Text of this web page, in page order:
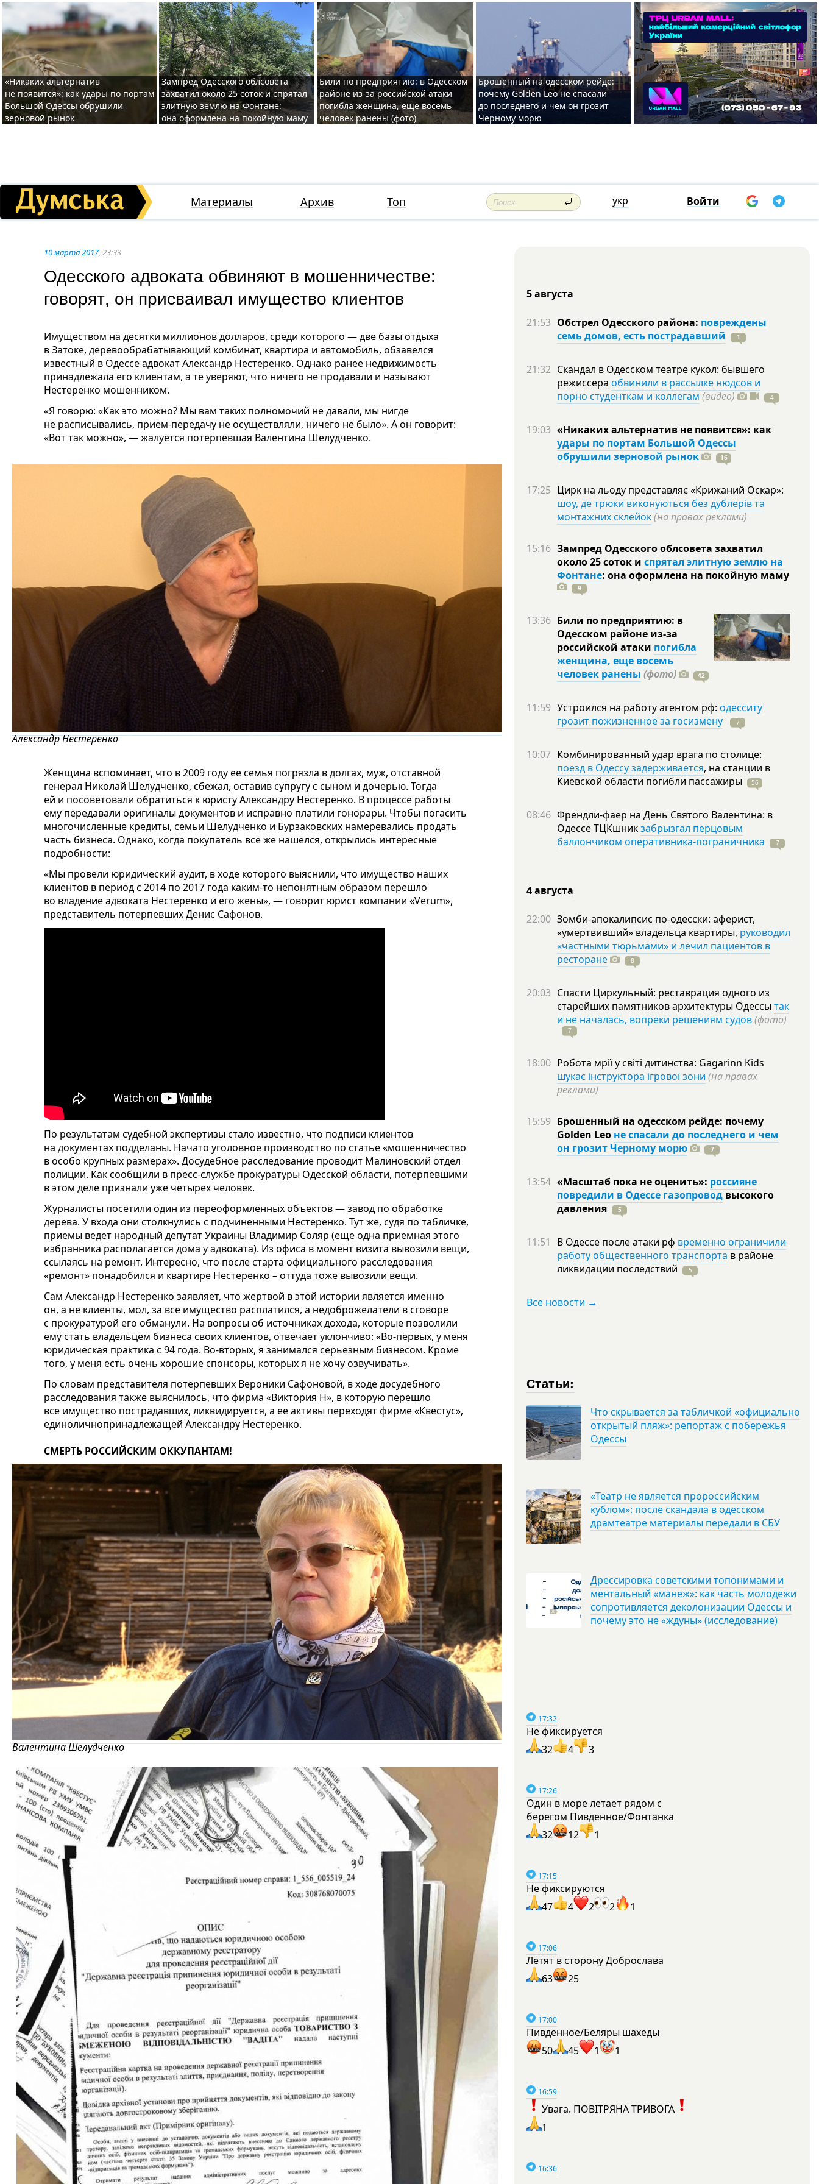
«Никаких альтернатив
не появится»: как удары по портам
Большой Одессы обрушили
зерновой рынок
Зампред Одесского облсовета
захватил около 25 соток и спрятал
элитную землю на Фонтане:
она оформлена на покойную маму
Били по предприятию: в Одесском
районе из-за российской атаки
погибла женщина, еще восемь
человек ранены (фото)
Брошенный на одесском рейде:
почему Golden Leo не спасали
до последнего и чем он грозит
Черному морю
Материалы Архив Топ укр Войти
10 марта 2017, 23:33
Одесского адвоката обвиняют в мошенничестве:
говорят, он присваивал имущество клиентов
Имуществом на десятки миллионов долларов, среди которого — две базы отдыха
в Затоке, деревообрабатывающий комбинат, квартира и автомобиль, обзавелся
известный в Одессе адвокат Александр Нестеренко. Однако ранее недвижимость
принадлежала его клиентам, а те уверяют, что ничего не продавали и называют
Нестеренко мошенником.
«Я говорю: «Как это можно? Мы вам таких полномочий не давали, мы нигде
не расписывались, прием-передачу не осуществляли, ничего не было». А он говорит:
«Вот так можно», — жалуется потерпевшая Валентина Шелудченко.
Александр Нестеренко
Женщина вспоминает, что в 2009 году ее семья погрязла в долгах, муж, отставной
генерал Николай Шелудченко, сбежал, оставив супругу с сыном и дочерью. Тогда
ей и посоветовали обратиться к юристу Александру Нестеренко. В процессе работы
ему передавали оригиналы документов и исправно платили гонорары. Чтобы погасить
многочисленные кредиты, семьи Шелудченко и Бурзаковских намеревались продать
часть бизнеса. Однако, когда покупатель все же нашелся, открылись интересные
подробности:
«Мы провели юридический аудит, в ходе которого выяснили, что имущество наших
клиентов в период с 2014 по 2017 года каким-то непонятным образом перешло
во владение адвоката Нестеренко и его жены», — говорит юрист компании «Verum»,
представитель потерпевших Денис Сафонов.
По результатам судебной экспертизы стало известно, что подписи клиентов
на документах подделаны. Начато уголовное производство по статье «мошенничество
в особо крупных размерах». Досудебное расследование проводит Малиновский отдел
полиции. Как сообщили в пресс-службе прокуратуры Одесской области, потерпевшими
в этом деле признали уже четырех человек.
Журналисты посетили один из переоформленных объектов — завод по обработке
дерева. У входа они столкнулись с подчиненными Нестеренко. Тут же, судя по табличке,
приемы ведет народный депутат Украины Владимир Соляр (еще одна приемная этого
избранника располагается дома у адвоката). Из офиса в момент визита вывозили вещи,
ссылаясь на ремонт. Интересно, что после старта официального расследования
«ремонт» понадобился и квартире Нестеренко – оттуда тоже вывозили вещи.
Сам Александр Нестеренко заявляет, что жертвой в этой истории является именно
он, а не клиенты, мол, за все имущество расплатился, а недоброжелатели в сговоре
с прокуратурой его обманули. На вопросы об источниках дохода, которые позволили
ему стать владельцем бизнеса своих клиентов, отвечает уклончиво: «Во-первых, у меня
юридическая практика с 94 года. Во-вторых, я занимался серьезным бизнесом. Кроме
того, у меня есть очень хорошие спонсоры, которых я не хочу озвучивать».
По словам представителя потерпевших Вероники Сафоновой, в ходе досудебного
расследования также выяснилось, что фирма «Виктория Н», в которую перешло
все имущество пострадавших, ликвидируется, а ее активы переходят фирме «Квестус»,
единоличнопринадлежащей Александру Нестеренко.
СМЕРТЬ РОССИЙСКИМ ОККУПАНТАМ!
Валентина Шелудченко
5 августа
21:53 Обстрел Одесского района: повреждены
семь домов, есть пострадавший
1
21:32 Скандал в Одесском театре кукол: бывшего
режиссера обвинили в рассылке нюдсов и
порно студенткам и коллегам (видео) 4
19:03 «Никаких альтернатив не появится»: как
удары по портам Большой Одессы
обрушили зерновой рынок
16
17:25 Цирк на льоду представляє «Крижаний Оскар»:
шоу, де трюки виконуються без дублерів та
монтажних склейок(на правах реклами)
15:16 Зампред Одесского облсовета захватил
около 25 соток и спрятал элитную землю на
Фонтане: она оформлена на покойную маму
9
13:36 Били по предприятию: в
Одесском районе из-за
российской атаки погибла
женщина, еще восемь
человек ранены (фото) 42
11:59 Устроился на работу агентом рф: одесситу
грозит пожизненное за госизмену
7
10:07 Комбинированный удар врага по столице:
поезд в Одессу задерживается, на станции в
Киевской области погибли пассажиры 56
08:46 Френдли-фаер на День Святого Валентина: в
Одессе ТЦКшникзабрызгал перцовым
баллончиком оперативника-пограничника
7
4 августа
22:00 Зомби-апокалипсис по-одесски: аферист,
«умертвивший» владельца квартиры, руководил
«частными тюрьмами» и лечил пациентов в
ресторане
8
20:03 Спасти Циркульный: реставрация одного из
старейших памятников архитектуры Одессы так
и не началась, вопреки решениям судов(фото)
7
18:00 Робота мрії у світі дитинства: Gagarinn Kids
шукає інструктора ігрової зони (на правах
реклами)
15:59 Брошенный на одесском рейде: почему
Golden Leo не спасали до последнего и чем
он грозит Черному морю
7
13:54 «Масштаб пока не оценить»: россияне
повредили в Одессе газопровод высокого
давления
5
11:51 В Одессе после атаки рф временно ограничили
работу общественного транспорта в районе
ликвидации последствий 5
Все новости →
Статьи:
Что скрывается за табличкой «официально
открытый пляж»: репортаж с побережья
Одессы
«Театр не является пророссийским
кублом»: после скандала в одесском
драмтеатре материалы передали в СБУ
Дрессировка советскими топонимами и
ментальный «манеж»: как часть молодежи
сопротивляется деколонизации Одессы и
почему это не «ждуны» (исследование)
17:32
Не фиксируется
32
4 3
17:26
Один в море летает рядом с
берегом Пивденное/Фонтанка
32
12 1
17:15
Не фиксируются
47
4 2 2 1
17:06
Летят в сторону Доброслава
63
25
17:00
Пивденное/Беляры шахеды
50
45 1 1
16:59
Увага. ПОВІТРЯНА ТРИВОГА
1
16:36